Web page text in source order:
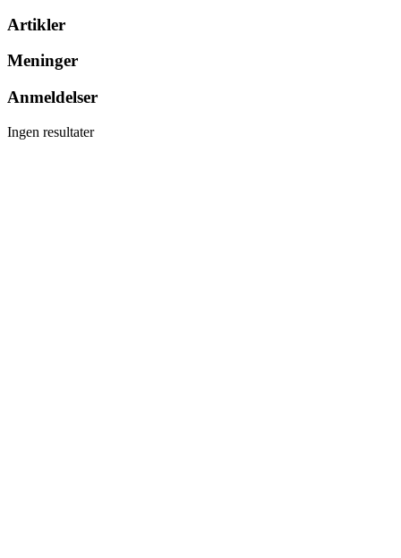
Artikler
Meninger
Anmeldelser
Ingen resultater